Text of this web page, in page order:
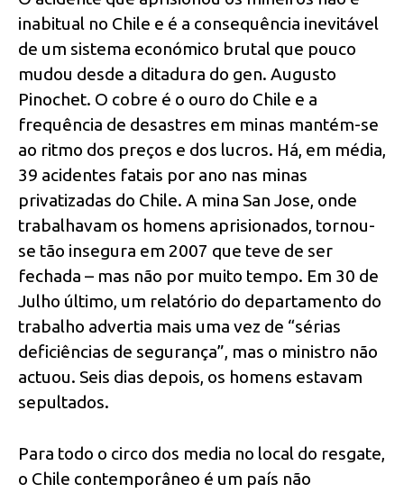
inabitual no Chile e é a consequência inevitável
de um sistema económico brutal que pouco
mudou desde a ditadura do gen. Augusto
Pinochet. O cobre é o ouro do Chile e a
frequência de desastres em minas mantém-se
ao ritmo dos preços e dos lucros. Há, em média,
39 acidentes fatais por ano nas minas
privatizadas do Chile. A mina San Jose, onde
trabalhavam os homens aprisionados, tornou-
se tão insegura em 2007 que teve de ser
fechada – mas não por muito tempo. Em 30 de
Julho último, um relatório do departamento do
trabalho advertia mais uma vez de “sérias
deficiências de segurança”, mas o ministro não
actuou. Seis dias depois, os homens estavam
sepultados.
Para todo o circo dos media no local do resgate,
o Chile contemporâneo é um país não